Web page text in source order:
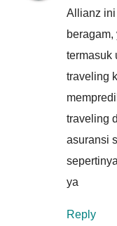
Allianz
termasuk
traveling
traveling
asuransi
ya
Reply